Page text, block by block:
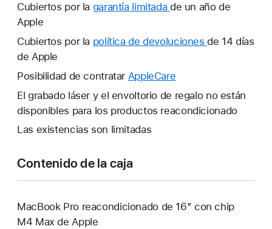
Cubiertos por la garantía limitada Se
una
de un año de
Apple
Cubiertos por la política de devoluciones Se
nueva.
de 14 días
de Apple
Posibilidad de contratar AppleCare
abrirá
una
El grabado láser y el envoltorio de regalo no están
disponibles para los productos reacondicionado
Las existencias son limitadas
Contenido de la caja
MacBook Pro reacondicionado de 16″ con chip
M4 Max de Apple